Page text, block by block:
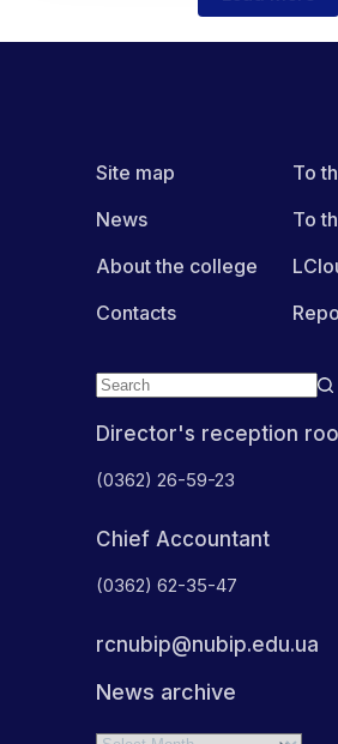
Самчук
Director's reception
(0362) 26-59-23
Chief Accountant
(0362) 62-35-47
rcnubip@nubip.edu.ua
News archive
Site map
News
About the college
Contacts
To
To